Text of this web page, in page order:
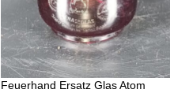
Feuerhand Ersatz Glas Atom